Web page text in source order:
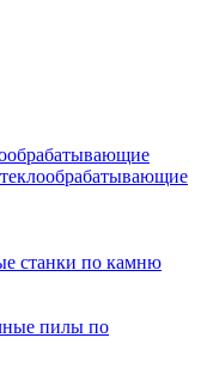
станки по камню
пилы по